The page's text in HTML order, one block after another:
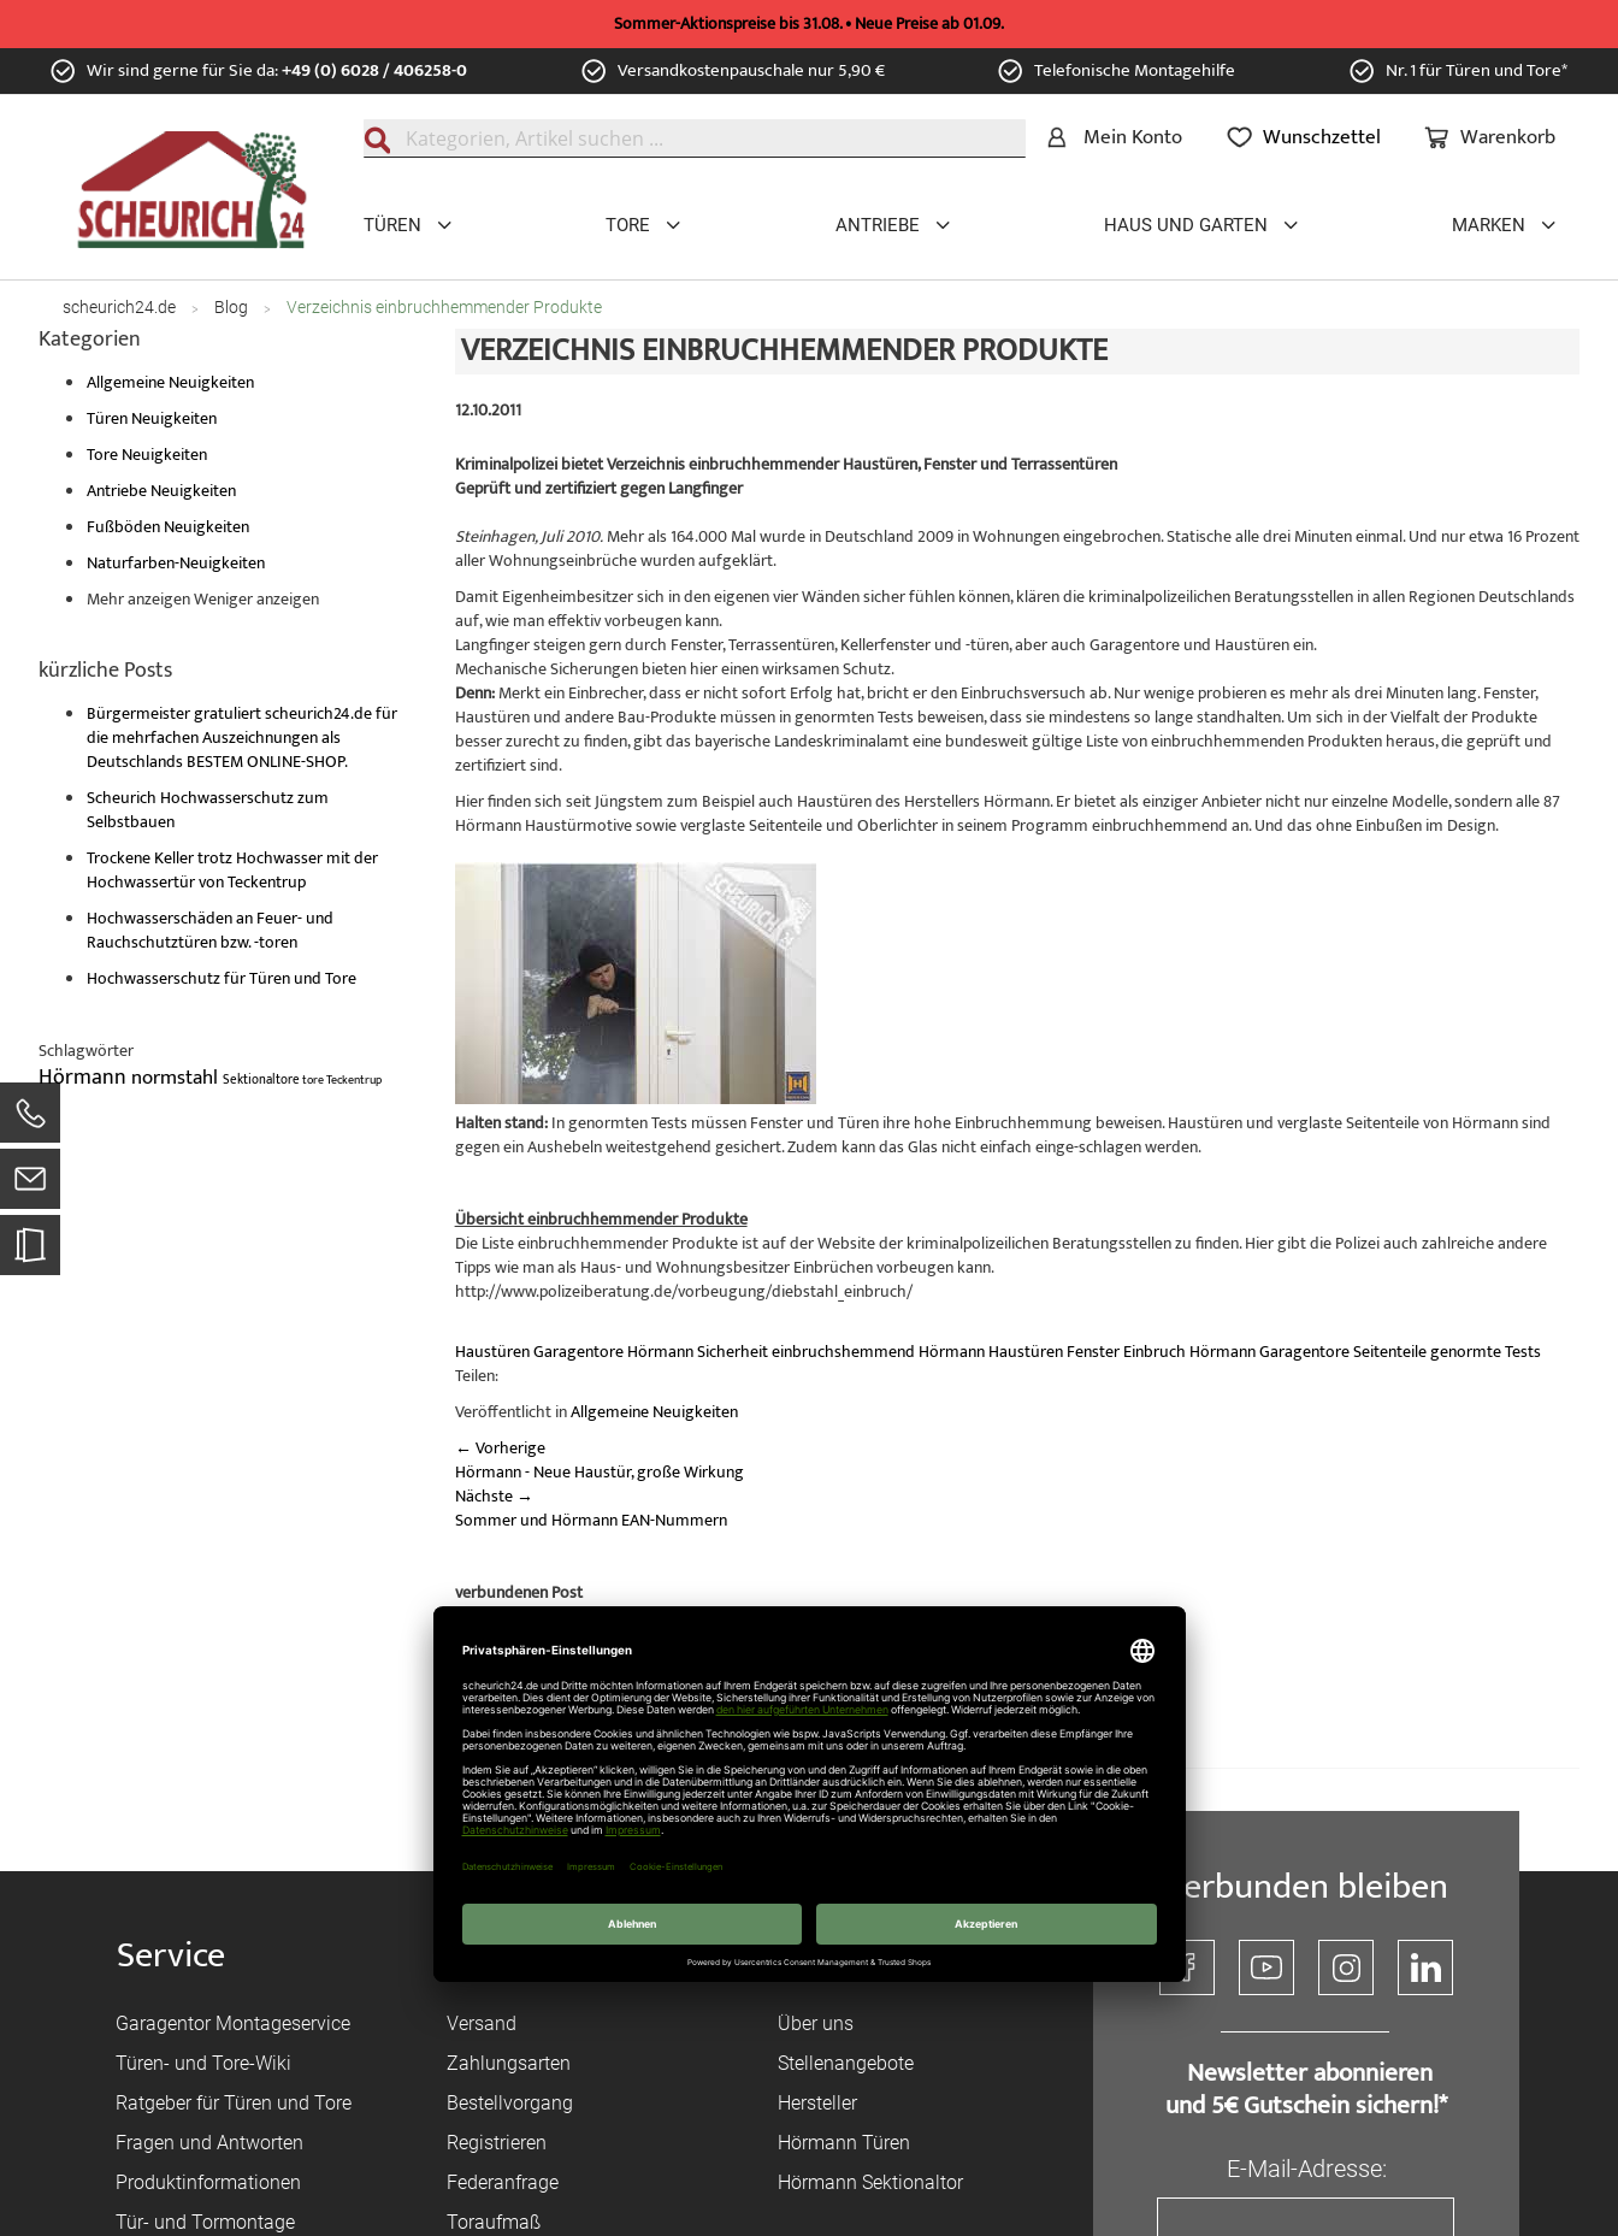
Sommer-Aktionspreise bis 31.08. • Neue Preise ab 01.09.
Zum
Inhalt Wir sind gerne für Sie da:+49 (0) 6028 / 406258-0 Versandkostenpauschale nur 5,90 € Telefonische Montagehilfe Nr. 1 für Türen und Tore*
Warenkorb
Mein Konto Wunschzettel
TÜREN TORE ANTRIEBE HAUS UND GARTEN MARKEN
scheurich24.de Blog Verzeichnis einbruchhemmender Produkte
VERZEICHNIS EINBRUCHHEMMENDER PRODUKTE
12.10.2011
Kriminalpolizei bietet Verzeichnis einbruchhemmender Haustüren, Fenster und Terrassentüren
Geprüft und zertifiziert gegen Langfinger
Steinhagen, Juli 2010.Mehr als 164.000 Mal wurde in Deutschland 2009 in Wohnungen eingebrochen. Statische alle drei Minuten einmal. Und nur etwa 16 Prozent
aller Wohnungseinbrüche wurden aufgeklärt.
Damit Eigenheimbesitzer sich in den eigenen vier Wänden sicher fühlen können, klären die kriminalpolizeilichen Beratungsstellen in allen Regionen Deutschlands
auf, wie man effektiv vorbeugen kann.
Langfinger steigen gern durch Fenster, Terrassentüren, Kellerfenster und -türen, aber auch Garagentore und Haustüren ein.
Mechanische Sicherungen bieten hier einen wirksamen Schutz.
Denn:Merkt ein Einbrecher, dass er nicht sofort Erfolg hat, bricht er den Einbruchsversuch ab. Nur wenige probieren es mehr als drei Minuten lang. Fenster,
Haustüren und andere Bau-Produkte müssen in genormten Tests beweisen, dass sie mindestens so lange standhalten. Um sich in der Vielfalt der Produkte
besser zurecht zu finden, gibt das bayerische Landeskriminalamt eine bundesweit gültige Liste von einbruchhemmenden Produkten heraus, die geprüft und
zertifiziert sind.
Hier finden sich seit Jüngstem zum Beispiel auch Haustüren des Herstellers Hörmann. Er bietet als einziger Anbieter nicht nur einzelne Modelle, sondern alle 87
Hörmann Haustürmotive sowie verglaste Seitenteile und Oberlichter in seinem Programm einbruchhemmend an. Und das ohne Einbußen im Design.
Halten stand:In genormten Tests müssen Fenster und Türen ihre hohe Einbruchhemmung beweisen. Haustüren und verglaste Seitenteile von Hörmann sind
gegen ein Aushebeln weitestgehend gesichert. Zudem kann das Glas nicht einfach einge-schlagen werden.
Übersicht einbruchhemmender Produkte
Die Liste einbruchhemmender Produkte ist auf der Website der kriminalpolizeilichen Beratungsstellen zu finden. Hier gibt die Polizei auch zahlreiche andere
Tipps wie man als Haus- und Wohnungsbesitzer Einbrüchen vorbeugen kann.
http://www.polizeiberatung.de/vorbeugung/diebstahl_einbruch/
HaustürenGaragentoreHörmannSicherheiteinbruchshemmend Hörmann HaustürenFensterEinbruch Hörmann GaragentoreSeitenteilegenormte Tests
Teilen:
Veröffentlicht inAllgemeine Neuigkeiten
← Vorherige
Hörmann - Neue Haustür, große Wirkung
Nächste →
Sommer und Hörmann EAN-Nummern
verbundenen Post
Fibre Wall Vorführung im Februar
Hochwasserschutz für Türen und Tore
Kategorien
Allgemeine Neuigkeiten
Türen Neuigkeiten
Tore Neuigkeiten
Antriebe Neuigkeiten
Fußböden Neuigkeiten
Naturfarben-Neuigkeiten
Mehr anzeigenWeniger anzeigen
kürzliche Posts
Bürgermeister gratuliert scheurich24.de für
die mehrfachen Auszeichnungen als
Deutschlands BESTEM ONLINE-SHOP.
Scheurich Hochwasserschutz zum
Selbstbauen
Trockene Keller trotz Hochwasser mit der
Hochwassertür von Teckentrup
Hochwasserschäden an Feuer- und
Rauchschutztüren bzw. -toren
Hochwasserschutz für Türen und Tore
Schlagwörter
Hörmann normstahl SektionaltoretoreTeckentrup
Service
Garagentor Montageservice
Türen- und Tore-Wiki
Ratgeber für Türen und Tore
Fragen und Antworten
Produktinformationen
Tür- und Tormontage
Shop
Versand
Zahlungsarten
Bestellvorgang
Registrieren
Federanfrage
Toraufmaß
Unternehmen
Über uns
Stellenangebote
Hersteller
Hörmann Türen
Hörmann Sektionaltor
Verbunden bleiben
​ Newsletter abonnieren
und 5€ Gutschein sichern!*
E-Mail-Adresse: